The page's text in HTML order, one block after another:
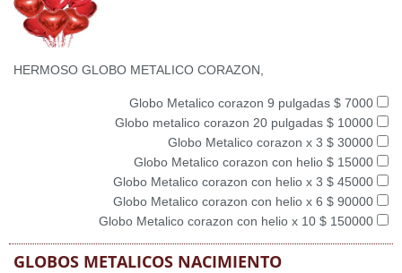
HERMOSO GLOBO METALICO CORAZON,
Globo Metalico corazon 9 pulgadas $ 7000
Globo metalico corazon 20 pulgadas $ 10000
Globo Metalico corazon x 3 $ 30000
Globo Metalico corazon con helio $ 15000
Globo Metalico corazon con helio x 3 $ 45000
Globo Metalico corazon con helio x 6 $ 90000
Globo Metalico corazon con helio x 10 $ 150000
GLOBOS METALICOS NACIMIENTO